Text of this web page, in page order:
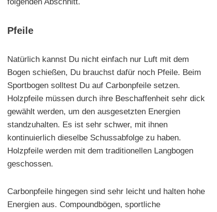
Pfeile
Natürlich kannst Du nicht einfach nur Luft mit dem
Bogen schießen, Du brauchst dafür noch Pfeile. Beim
Sportbogen solltest Du auf Carbonpfeile setzen.
Holzpfeile müssen durch ihre Beschaffenheit sehr dick
gewählt werden, um den ausgesetzten Energien
standzuhalten. Es ist sehr schwer, mit ihnen
kontinuierlich dieselbe Schussabfolge zu haben.
Holzpfeile werden mit dem traditionellen Langbogen
geschossen.
Carbonpfeile hingegen sind sehr leicht und halten hohe
Energien aus. Compoundbögen, sportliche